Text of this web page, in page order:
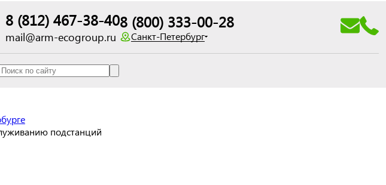
8 (812) 467-38-40
mail@arm-ecogroup.ru
8 (800) 333-00-28
Санкт-Петербург
подстанций